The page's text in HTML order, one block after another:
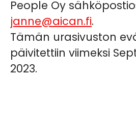
People Oy
janne@aican.fi.
Tämän urasivuston
päivitettiin viimeksi
2023.